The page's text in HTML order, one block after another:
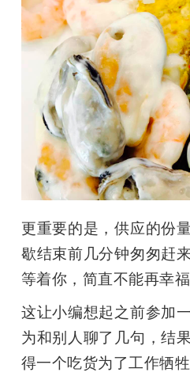
更重要的是，供应的份
歇结束前几分钟匆匆赶
等着你，简直不能再幸福
这让小编想起之前参加
为和别人聊了几句，结
得一个吃货为了工作牺